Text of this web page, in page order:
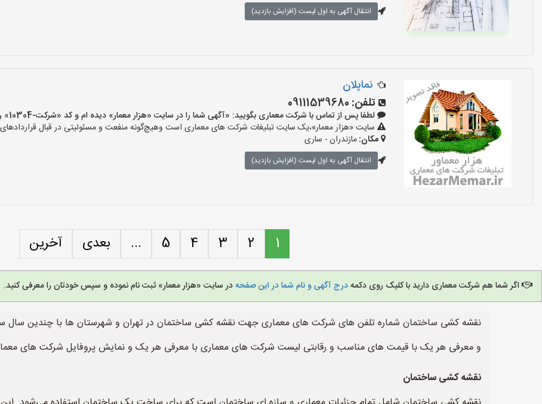
انتقال آگهی به اول لیست (افزایش بازدید)
نماپلان
تلفن: 09111539680
لطفا پس از تماس با شرکت معماری بگویید: «آگهی شما را در سایت «هزار معمار» دیده ام و کد «شرکت-10304» را اعلام کنید»
سایت «هزار معمار»،یک سایت تبلیغات شرکت های معماری است وهیچ‌گونه منفعت و مسئولیتی در قبال قراردادهای
مکان:مازندران - ساری
انتقال آگهی به اول لیست (افزایش بازدید)
1
2
3
4
5
... بعدی آخرین
اگر شما هم شرکت معماری دارید با کلیک روی دکمهدرج آگهی و نام شما در این صفحهدر سایت «هزار معمار» ثبت نام نموده و سپس خودتان را معرفی کنید.
نقشه کشی ساختمان شماره تلفن های شرکت های معماری جهت نقشه کشی ساختمان در تهران و شهرستان ها با چندین سال
و معرفی هر یک با قیمت های مناسب و رقابتی لیست شرکت های معماری با معرفی هر یک و نمایش پروفایل شرکت های
نقشه کشی ساختمان